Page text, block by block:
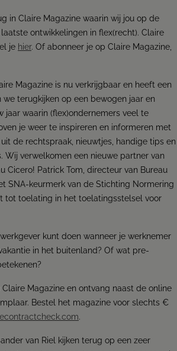
in Claire Magazine waarin wij jou op de
ontwikkelingen in flex(recht). Claire
je hier. Of abonneer je op Claire Magazine,
Magazine is nu verkrijgbaar en heeft een
terugkijken op een bewogen jaar en
jaar waarin (flex)ondernemers veel te
je weer te inspireren en informeren met
de rechtspraak, nieuwtjes, handige tips en
Wij verwelkomen een nieuwe partner van
Cicero! Patrick Tom, directeur van Bureau
SNA-keurmerk van de Stichting Normering
tot toelating in het toelatingsstelsel voor
kunt doen wanneer je werknemer
in het buitenland? Of wat pre-
Magazine en ontvang naast de online
Bestel het magazine voor slechts €
.
van Riel kijken terug op een zeer